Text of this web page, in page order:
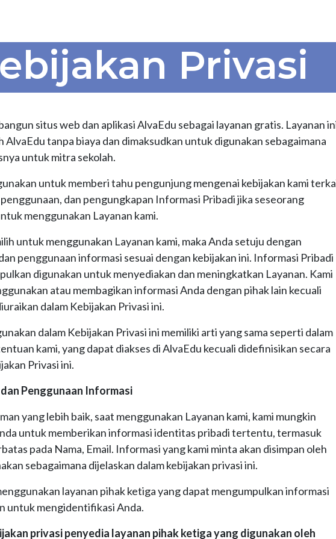
Privasi
situs web dan aplikasi AlvaEdu sebagai layanan gratis. Layanan
AlvaEdu tanpa biaya dan dimaksudkan untuk digunakan sebagaimana
untuk mitra sekolah.
untuk memberi tahu pengunjung mengenai kebijakan kami
dan pengungkapan Informasi Pribadi jika seseorang
menggunakan Layanan kami.
untuk menggunakan Layanan kami, maka Anda setuju dengan
penggunaan informasi sesuai dengan kebijakan ini. Informasi Pribadi
digunakan untuk menyediakan dan meningkatkan Layanan. Kami
atau membagikan informasi Anda dengan pihak lain kecuali
dalam Kebijakan Privasi ini.
dalam Kebijakan Privasi ini memiliki arti yang sama seperti dalam
kami, yang dapat diakses di AlvaEdu kecuali didefinisikan secara
Privasi ini.
Penggunaan Informasi
yang lebih baik, saat menggunakan Layanan kami, kami mungkin
untuk memberikan informasi identitas pribadi tertentu, termasuk
pada Nama, Email. Informasi yang kami minta akan disimpan oleh
sebagaimana dijelaskan dalam kebijakan privasi ini.
layanan pihak ketiga yang dapat mengumpulkan informasi
untuk mengidentifikasi Anda.
privasi penyedia layanan pihak ketiga yang digunakan oleh